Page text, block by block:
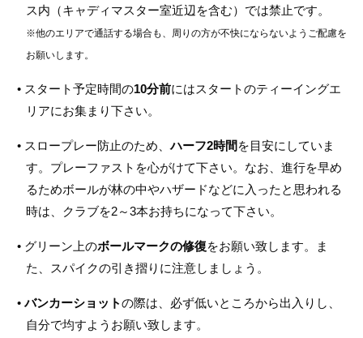
ス内（キャディマスター室近辺を含む）では禁止です。
※他のエリアで通話する場合も、周りの方が不快にならないようご配慮を
お願いします。
• スタート予定時間の10分前にはスタートのティーイングエ
リアにお集まり下さい。
• スロープレー防止のため、ハーフ2時間 を目安にしていま
す。プレーファストを心がけて下さい。なお、進行を早め
るためボールが林の中やハザードなどに入ったと思われる
時は、クラブを2～3本お持ちになって下さい。
• グリーン上のボールマークの修復をお願い致します。ま
た、スパイクの引き摺りに注意しましょう。
•バンカーショットの際は、必ず低いところから出入りし、
自分で均すようお願い致します。